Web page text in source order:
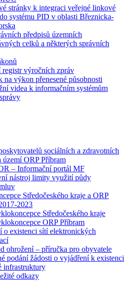
stránky k integraci veřejné linkové
systému PID v oblasti Březnicka-
předpisů územních
celků a některých správních
registr výročních zpráv
na výkon přenesené působnosti
videa k informačním systémům
sociálních a zdravotních
území ORP Příbram
– Informační portál MF
nástroj limity využití půdy
Středočeského kraje a ORP
2023
Středočeského kraje
ORP Příbram
o existenci sítí elektronických
ohrožení – příručka pro obyvatele
podání žádosti o vyjádření k existenci
infrastruktury
odkazy